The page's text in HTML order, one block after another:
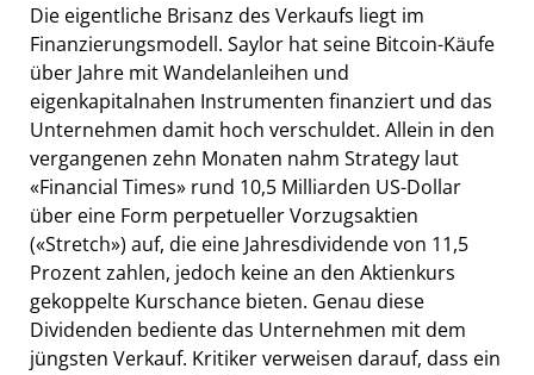
Die eigentliche Brisanz des Verkaufs liegt im
Finanzierungsmodell. Saylor hat seine Bitcoin-Käufe
über Jahre mit Wandelanleihen und
eigenkapitalnahen Instrumenten finanziert und das
Unternehmen damit hoch verschuldet. Allein in den
vergangenen zehn Monaten nahm Strategy laut
«Financial Times» rund 10,5 Milliarden US-Dollar
über eine Form perpetueller Vorzugsaktien
(«Stretch») auf, die eine Jahresdividende von 11,5
Prozent zahlen, jedoch keine an den Aktienkurs
gekoppelte Kurschance bieten. Genau diese
Dividenden bediente das Unternehmen mit dem
jüngsten Verkauf. Kritiker verweisen darauf, dass ein